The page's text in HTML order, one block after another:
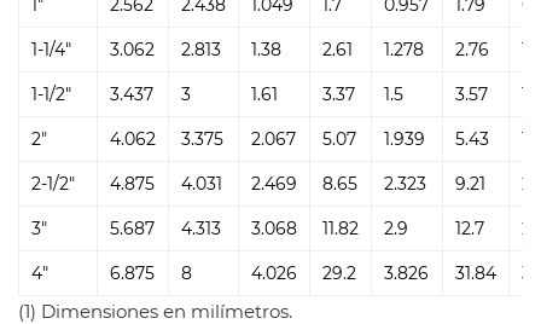
1-1/4"
3.062 2.813 1.38 2.61 1.278 2.76
1-1/2"
3.437 3 1.61 3.37 1.5 3.57
2"
4.062 3.375 2.067 5.07 1.939 5.43
2-1/2"
4.875 4.031 2.469 8.65 2.323 9.21
3"
5.687 4.313 3.068 11.82 2.9 12.7
4"
6.875 8 4.026 29.2 3.826 31.84
(1) Dimensiones en milímetros.